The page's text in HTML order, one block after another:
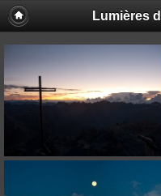
Lumières